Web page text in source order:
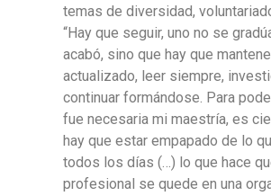
temas de diversidad,
“Hay que seguir, uno no se
acabó, sino que hay que
actualizado, leer siempre,
continuar formándose. Para
fue necesaria mi maestría, es
hay que estar empapado de lo
todos los días (…) lo que hace
profesional se quede en una